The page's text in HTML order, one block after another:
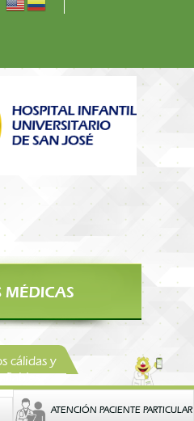
cálidas y
ATENCIÓN PACIENTE PARTICULAR